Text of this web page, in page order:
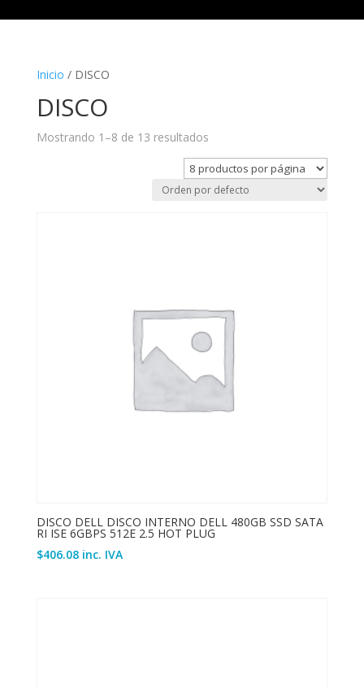
Inicio / DISCO
DISCO
Mostrando 1–8 de 13 resultados
DISCO DELL DISCO INTERNO DELL 480GB SSD SATA
RI ISE 6GBPS 512E 2.5 HOT PLUG
$406.08 inc. IVA